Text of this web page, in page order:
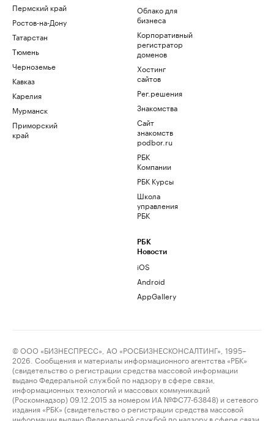
Пермский край
Ростов-на-Дону
Татарстан
Тюмень
Черноземье
Кавказ
Карелия
Мурманск
Приморский
край
Облако для
бизнеса
Корпоративный
регистратор
доменов
Хостинг
сайтов
Рег.решения
Знакомства
Сайт
знакомств
podbor.ru
РБК
Компании
РБК Курсы
Школа
управления
РБК
РБК
Новости
iOS
Android
AppGallery
© ООО «БИЗНЕСПРЕСС», АО «РОСБИЗНЕСКОНСАЛТИНГ», 1995–
2026. Сообщения и материалы информационного агентства «РБК»
(свидетельство о регистрации средства массовой информации
выдано Федеральной службой по надзору в сфере связи,
информационных технологий и массовых коммуникаций
(Роскомнадзор) 09.12.2015 за номером ИА №ФС77-63848) и сетевого
издания «РБК» (свидетельство о регистрации средства массовой
информации выдано Федеральной службой по надзору в сфере связи,